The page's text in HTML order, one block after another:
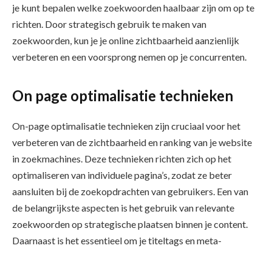
je kunt bepalen welke zoekwoorden haalbaar zijn om op te
richten. Door strategisch gebruik te maken van
zoekwoorden, kun je je online zichtbaarheid aanzienlijk
verbeteren en een voorsprong nemen op je concurrenten.
On page optimalisatie technieken
On-page optimalisatie technieken zijn cruciaal voor het
verbeteren van de zichtbaarheid en ranking van je website
in zoekmachines. Deze technieken richten zich op het
optimaliseren van individuele pagina’s, zodat ze beter
aansluiten bij de zoekopdrachten van gebruikers. Een van
de belangrijkste aspecten is het gebruik van relevante
zoekwoorden op strategische plaatsen binnen je content.
Daarnaast is het essentieel om je titeltags en meta-